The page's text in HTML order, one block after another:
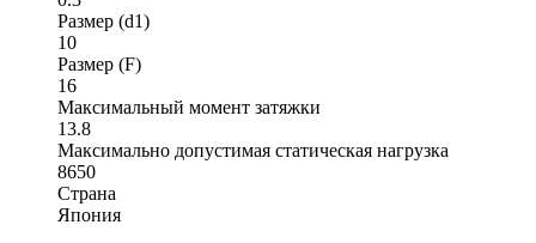
Размер (d1)
10
Размер (F)
16
Максимальный момент затяжки
13.8
Максимально допустимая статическая нагрузка
8650
Страна
Япония